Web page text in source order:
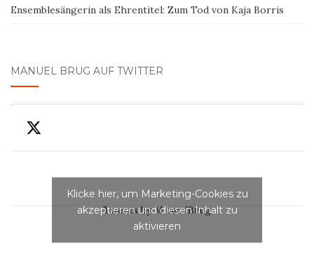
Ensemblesängerin als Ehrentitel: Zum Tod von Kaja Borris
MANUEL BRUG AUF TWITTER
Tweets by ManuelBrug
Klicke hier, um Marketing-Cookies zu
akzeptieren und diesen Inhalt zu
aktivieren